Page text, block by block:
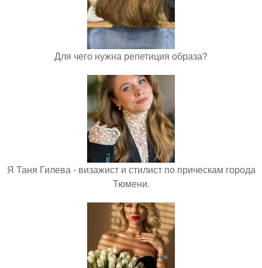
Для чего нужна репетиция образа?
Я Таня Гилева - визажист и стилист по прическам города
Тюмени.